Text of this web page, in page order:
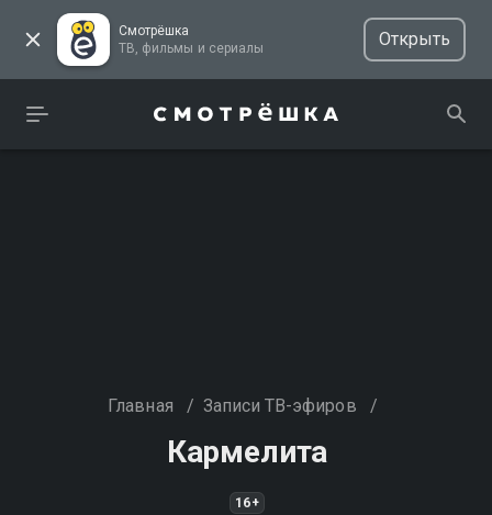
Смотрёшка
ТВ, фильмы и сериалы
Открыть
Главная / Записи ТВ-эфиров /
Кармелита
16+